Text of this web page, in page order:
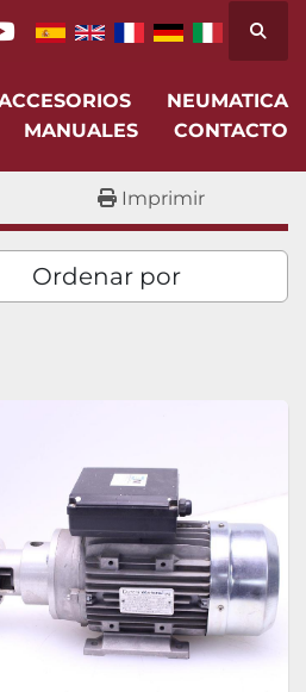
ACCESORIOS
NEUMATICA
MANUALES CONTACTO
Imprimir
Ordenar por